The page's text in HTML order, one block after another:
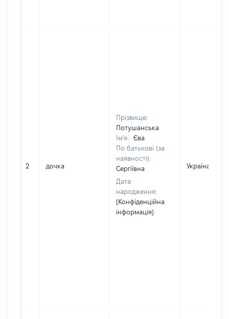
2 дочка
Прізвище:
Потушанська
Ім'я:
Єва
По батькові (за
наявності):
Сергіївна
Дата
народження:
[Конфіденційна
інформація]
Україна